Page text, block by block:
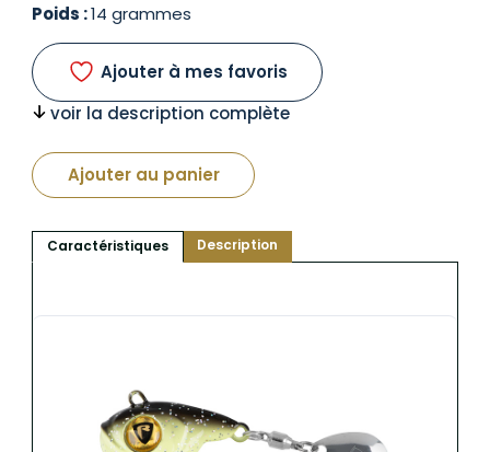
Poids :14 grammes
Ajouter à mes favoris
voir la description complète
Ajouter au panier
Caractéristiques Description